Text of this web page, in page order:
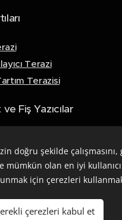
Terazi
Terazisi
Fiş Yazıcılar
Endüstriyel Tartı Sistemleri.
Çerezler
doğru şekilde
mümkün olan en iyi
için çerezleri
çerezleri kabul et